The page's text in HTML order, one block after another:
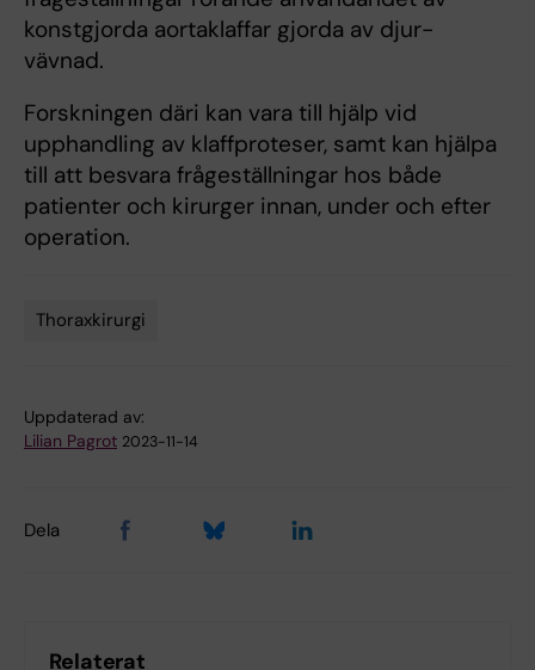
konstgjorda aortaklaffar gjorda av djur-
vävnad.
Forskningen däri kan vara till hjälp vid
upphandling av klaffproteser, samt kan hjälpa
till att besvara frågeställningar hos både
patienter och kirurger innan, under och efter
operation.
Thoraxkirurgi
Uppdaterad av:
Lilian Pagrot 2023-11-14
Dela
Relaterat